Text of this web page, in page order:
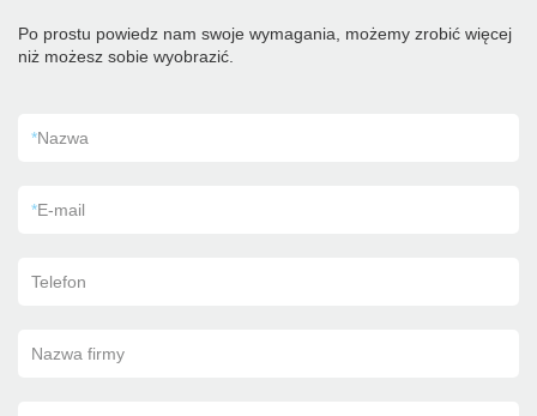
Po prostu powiedz nam swoje wymagania, możemy zrobić więcej
niż możesz sobie wyobrazić.
*Nazwa
*E-mail
Telefon
Nazwa firmy